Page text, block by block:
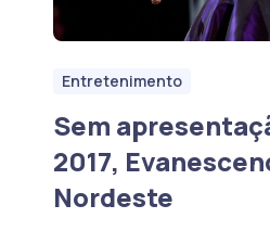
Entretenimento
Sem
2017,
Nordeste